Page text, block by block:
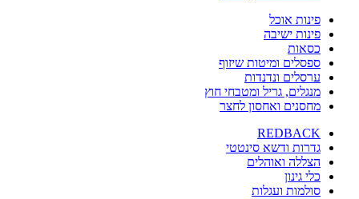
פינות אוכל
פינות ישיבה
כסאות
ספסלים ומיטות שיזוף
ערסלים ונדנדות
מנגלים, גריל ומטבחי חוץ
מחסנים ואחסון לחצר
REDBACK
גדרות ודשא סינטטי
הצללה ואוהלים
כלי גינון
סולמות ועגלות